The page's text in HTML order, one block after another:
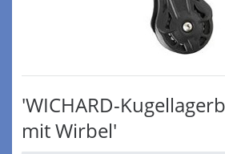
'WICHARD-
mit Wirbel'